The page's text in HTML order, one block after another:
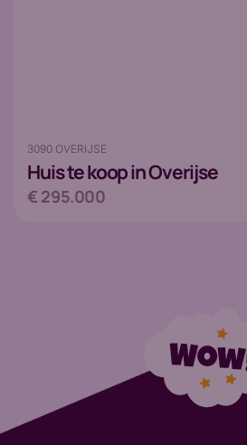
3090 OVERIJSE
Huiste koop in Overijse
€ 295.000